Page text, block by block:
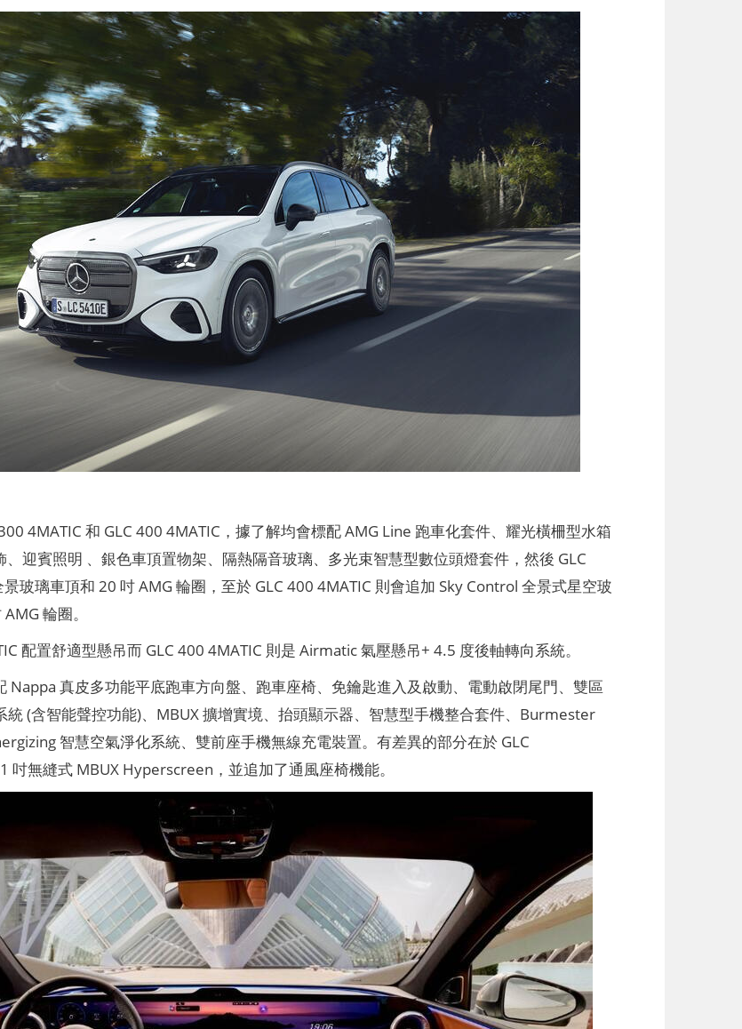
4MATIC 和 GLC 400 4MATIC，據了解均會標配 AMG Line 跑車化套件、耀光橫柵型水箱
迎賓照明 、銀色車頂置物架、隔熱隔音玻璃、多光束智慧型數位頭燈套件，然後 GLC
玻璃車頂和 20 吋 AMG 輪圈，至於 GLC 400 4MATIC 則會追加 Sky Control 全景式星空玻
輪圈。
配置舒適型懸吊而 GLC 400 4MATIC 則是 Airmatic 氣壓懸吊+ 4.5 度後軸轉向系統。
Nappa 真皮多功能平底跑車方向盤、跑車座椅、免鑰匙進入及啟動、電動啟閉尾門、雙區
統 (含智能聲控功能)、MBUX 擴增實境、抬頭顯示器、智慧型手機整合套件、Burmester
智慧空氣淨化系統、雙前座手機無線充電裝置。有差異的部分在於 GLC
吋無縫式 MBUX Hyperscreen，並追加了通風座椅機能。